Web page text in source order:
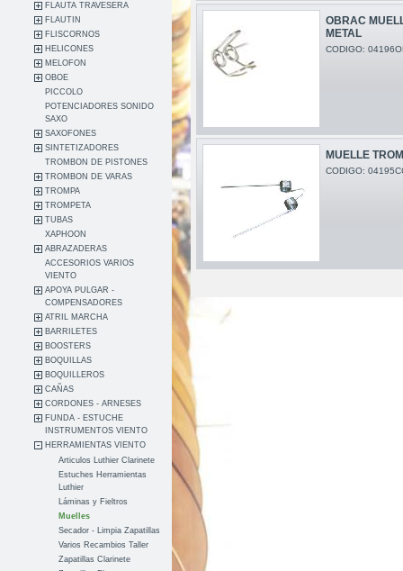
FLAUTA TRAVESERA
FLAUTIN
FLISCORNOS
HELICONES
MELOFON
OBOE
PICCOLO
POTENCIADORES SONIDO
SAXO
SAXOFONES
SINTETIZADORES
TROMBON DE PISTONES
TROMBON DE VARAS
TROMPA
TROMPETA
TUBAS
XAPHOON
ABRAZADERAS
ACCESORIOS VARIOS
VIENTO
APOYA PULGAR -
COMPENSADORES
ATRIL MARCHA
BARRILETES
BOOSTERS
BOQUILLAS
BOQUILLEROS
CAÑAS
CORDONES - ARNESES
FUNDA - ESTUCHE
INSTRUMENTOS VIENTO
HERRAMIENTAS VIENTO
Articulos Luthier Clarinete
Estuches Herramientas
Luthier
Láminas y Fieltros
Muelles
Secador - Limpia Zapatillas
Varios Recambios Taller
Zapatillas Clarinete
OBRAC
METAL
CODIGO:
MUELLE
CODIGO: